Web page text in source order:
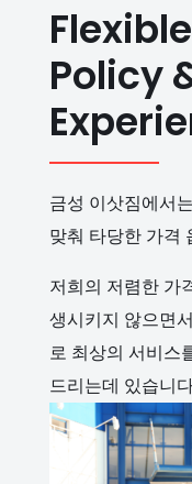
Policy
금성 이삿짐에서
맞춰 타당한 가격
저희의 저렴한 가
생시키지 않으면
로 최상의 서비스
드리는데 있습니